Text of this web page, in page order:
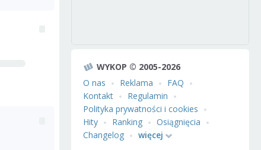
WYKOP © 2005-2026
O nas
Reklama
FAQ
Kontakt
Regulamin
Polityka prywatności i cookies
Hity
Ranking
Osiągnięcia
Changelog
więcej